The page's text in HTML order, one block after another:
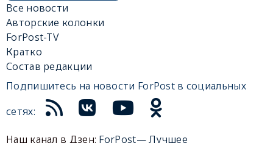
Все новости
Авторские колонки
ForPost-TV
Кратко
Состав редакции
Подпишитесь на новости ForPost в социальных
сетях:
Наш канал в Дзен: ForPost— Лучшее